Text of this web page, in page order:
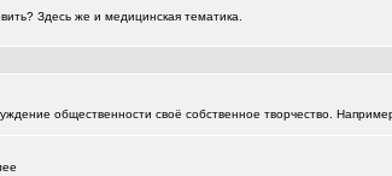
...(BarVic19..) +95
Здесь же и медицинская тематика.
общественности своё собственное творчество.